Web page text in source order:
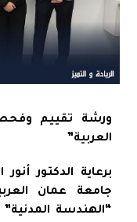
ورشة تقييم
العربية”
برعاية الدكتور
جامعة عمان
“الهندسة